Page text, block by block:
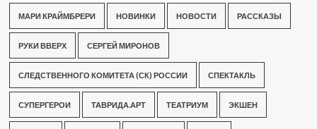
МАРИ КРАЙМБРЕРИ НОВИНКИ НОВОСТИ РАССКАЗЫ
РУКИ ВВЕРХ СЕРГЕЙ МИРОНОВ
СЛЕДСТВЕННОГО КОМИТЕТА (СК) РОССИИ СПЕКТАКЛЬ
СУПЕРГЕРОИ ТАВРИДА.АРТ ТЕАТРИУМ ЭКШЕН